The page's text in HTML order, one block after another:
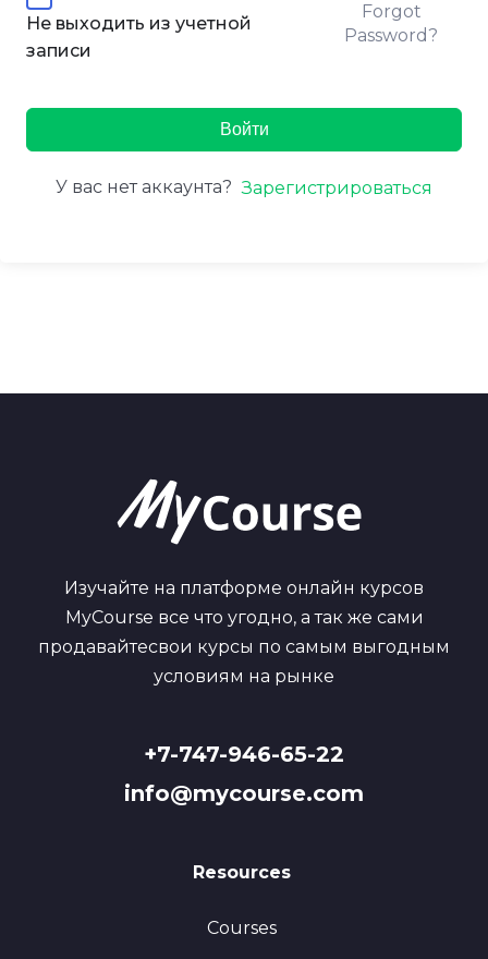
Не выходить из учетной
записи
Forgot
Password?
Войти
У вас нет аккаунта? Зарегистрироваться
Изучайте на платформе онлайн курсов
MyCourse все что угодно, а так же сами
продавайтесвои курсы по самым выгодным
условиям на рынке
+7-747-946-65-22
info@mycourse.com
Resources
Courses